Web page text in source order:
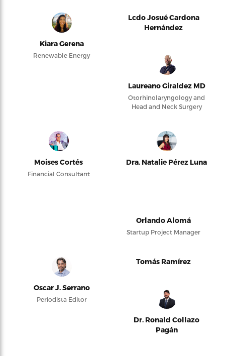
Kiara Gerena
Renewable Energy
Lcdo Josué Cardona
Hernández
Laureano Giraldez MD
Otorhinolaryngology and
Head and Neck Surgery
Moises Cortés
Financial Consultant
Dra. Natalie Pérez Luna
Orlando Alomá
Startup Project Manager
Oscar J. Serrano
Periodista Editor
Tomás Ramírez
Dr. Ronald Collazo
Pagán